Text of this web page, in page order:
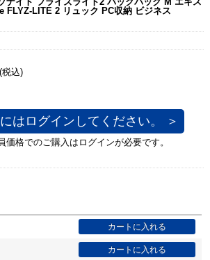
FLYZ-LITE 2 リュック PC収納 ビジネス
(税込)
はログインしてください。 ＞